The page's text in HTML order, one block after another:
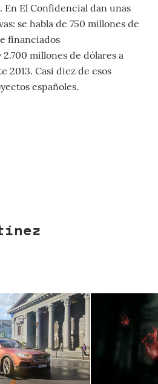
En El Confidencial dan unas
se habla de 750 millones de
financiados
millones de dólares a
2013. Casi diez de esos
españoles.